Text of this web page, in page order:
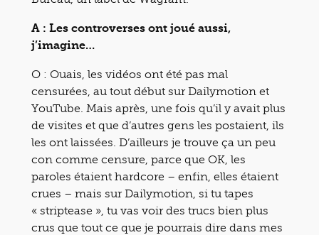
A : Les controverses ont joué aussi,
j’imagine…
O : Ouais, les vidéos ont été pas mal
censurées, au tout début sur Dailymotion et
YouTube. Mais après, une fois qu’il y avait plus
de visites et que d’autres gens les postaient, ils
les ont laissées. D’ailleurs je trouve ça un peu
con comme censure, parce que OK, les
paroles étaient hardcore – enfin, elles étaient
crues – mais sur Dailymotion, si tu tapes
« striptease », tu vas voir des trucs bien plus
crus que tout ce que je pourrais dire dans mes